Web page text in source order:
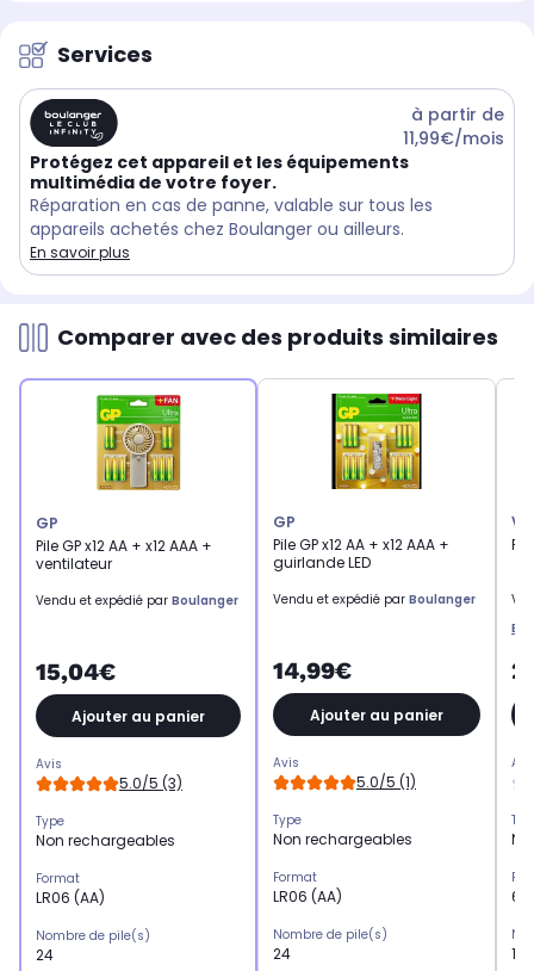
Services
à partir de
11,99€/mois
Protégez cet appareil et les équipements
multimédia de votre foyer.
Réparation en cas de panne, valable sur tous les
appareils achetés chez Boulanger ou ailleurs.
En savoir plus
Comparer avec des produits similaires
GP
Pile GP x12 AA + x12 AAA +
ventilateur
Vendu et expédié par Boulanger
15,04€
Ajouter au panier
Avis
5.0/5 (3)
Type
Non rechargeables
Format
LR06 (AA)
Nombre de pile(s)
24
GP
Pile GP x12 AA + x12 AAA +
guirlande LED
Vendu et expédié par Boulanger
14,99€
Ajouter au panier
Avis
5.0/5 (1)
Type
Non rechargeables
Format
LR06 (AA)
Nombre de pile(s)
24 1